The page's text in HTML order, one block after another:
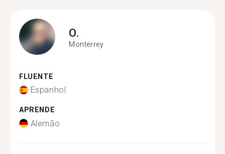
O.
Monterrey
FLUENTE
Espanhol
APRENDE
Alemão